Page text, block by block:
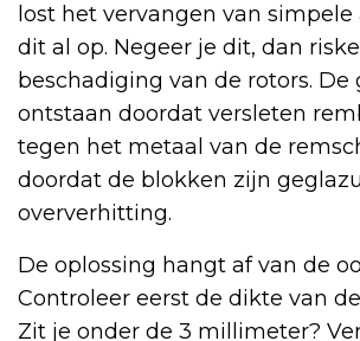
lost het vervangen van
dit al op. Negeer je dit, dan
beschadiging van de rotors. De
ontstaan doordat versleten
tegen het metaal van de
doordat de blokken zijn
oververhitting.
De oplossing hangt af van de
Controleer eerst de dikte van
Zit je onder de 3 millimeter?